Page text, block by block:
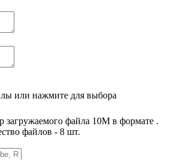
или нажмите для выбора
загружаемого файла 10M в формате .
файлов - 8 шт.